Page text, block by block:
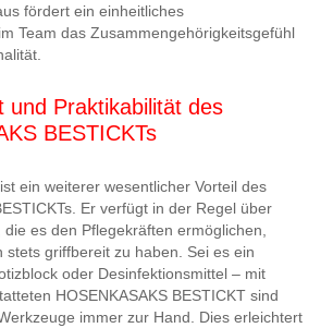
fördert ein einheitliches
Team das Zusammengehörigkeitsgefühl
und Praktikabilität des
BESTICKTs
ein weiterer wesentlicher Vorteil des
Er verfügt in der Regel über
es den Pflegekräften ermöglichen,
stets griffbereit zu haben. Sei es ein
oder Desinfektionsmittel – mit
HOSENKASAKS BESTICKT sind
immer zur Hand. Dies erleichtert